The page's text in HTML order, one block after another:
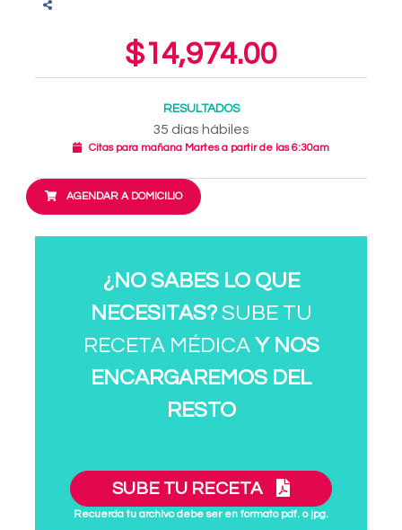
$14,974.00
RESULTADOS
35 días hábiles
Citas para mañana Martes a partir de las 6:30am
AGENDAR A DOMICILIO
¿NO SABES LO QUE
NECESITAS?SUBE TU
RECETA MÉDICA Y NOS
ENCARGAREMOS DEL
RESTO
SUBE TU RECETA
Recuerda tu archivo debe ser en formato pdf. o jpg.